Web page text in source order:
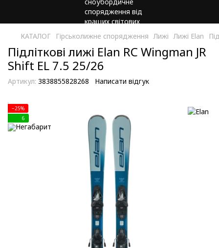
КАТАЛОГ Гірськолижне спорядження Лижі Лижі Elan
Підліткові лижі Elan RC Wingman JR
Shift EL 7.5 25/26
Артикул: 3838855828268 Написати відгук
−25%
6